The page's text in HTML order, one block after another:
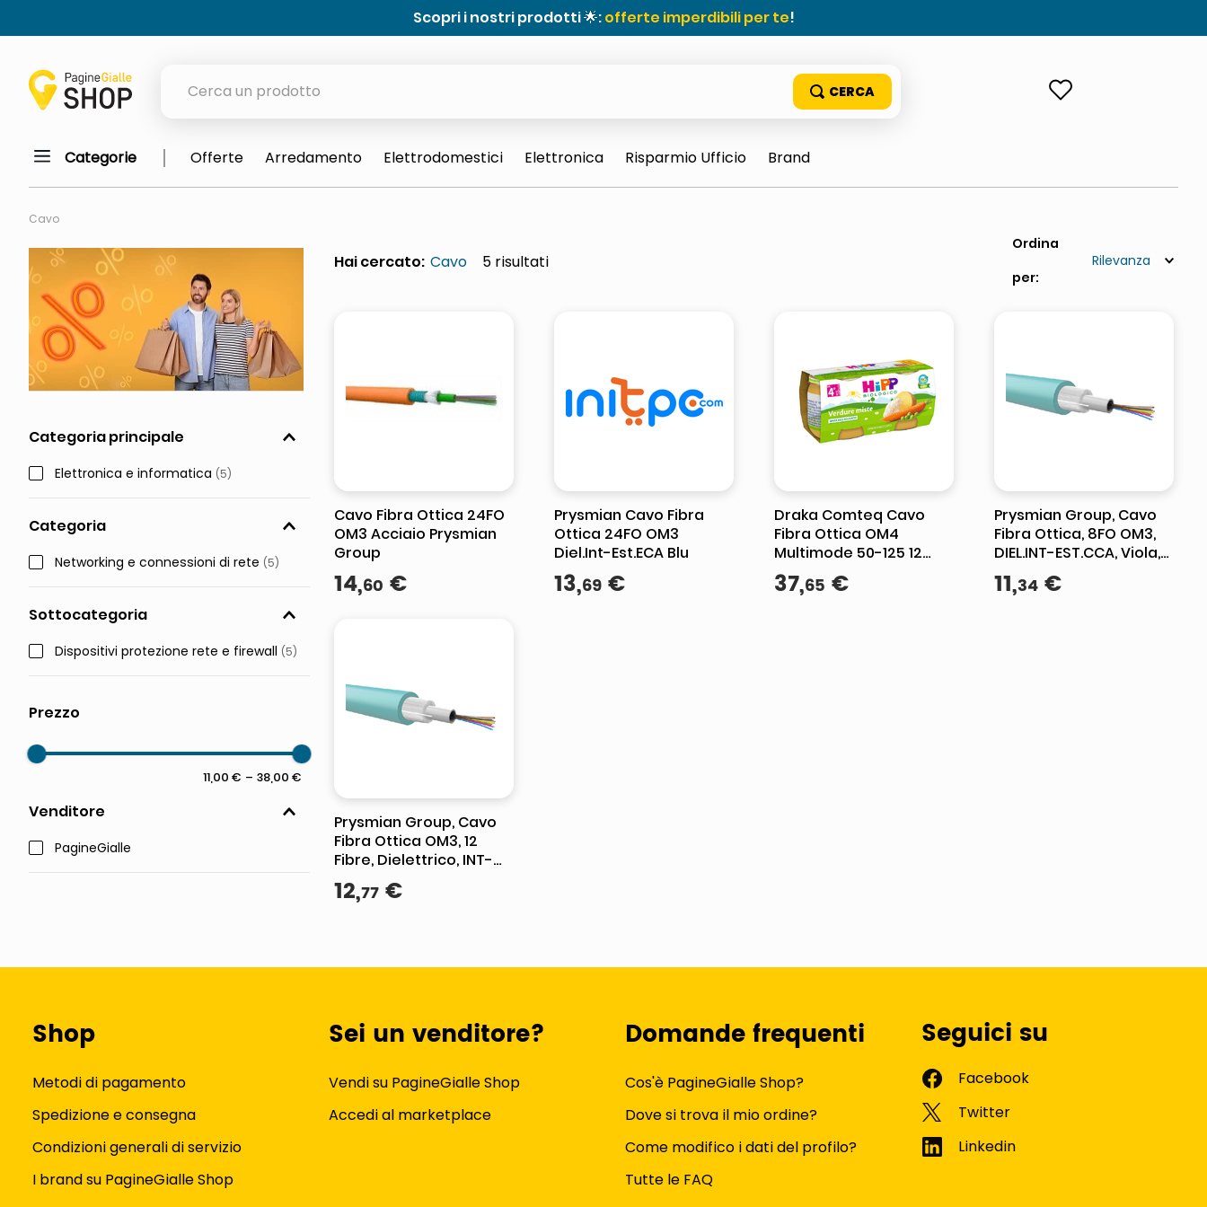
Scopri i nostri prodotti 🌟:offerte imperdibili per te!
ombrelloni
italia independent occhiali sole 0703 thin rotondo sun
astuccio oxford
lucidatrice pavimenti
airpods
Categorie Offerte Arredamento Elettrodomestici Elettronica Risparmio Ufficio Brand
Cavo
Categoria principale
Elettronica e informatica (5)
Categoria
Networking e connessioni di rete (5)
Sottocategoria
Dispositivi protezione rete e firewall (5)
Venditore
PagineGialle
11,00 € – 38,00 €
Hai cercato: Cavo 5 Rilevanza
Cavo Fibra Ottica 24FO
OM3 Acciaio Prysmian
Group
14,60 €
Prysmian Cavo Fibra
Ottica 24FO OM3
Diel.Int-Est.ECA Blu
13,69 €
Draka Comteq Cavo
Fibra Ottica OM4
Multimode 50-125 12
Fibre Esterno
37,65 €
Prysmian Group, Cavo
Fibra Ottica, 8FO OM3,
DIEL.INT-EST.CCA, Viola,
Uso Interno-Esterno
11,34 €
Prysmian Group, Cavo
Fibra Ottica OM3, 12
Fibre, Dielettrico, INT-
EST, LSHF, Aqua
12,77 €
Shop
Metodi di pagamento
Spedizione e consegna
Condizioni generali di servizio
I brand su PagineGialle Shop
Sei un venditore?
Vendi su PagineGialle Shop
Accedi al marketplace
Domande frequenti
Cos'è PagineGialle Shop?
Dove si trova il mio ordine?
Come modifico i dati del profilo?
Tutte le FAQ
Seguici su